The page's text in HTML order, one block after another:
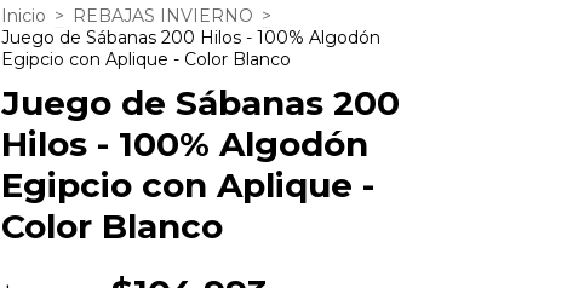
Inicio > REBAJAS INVIERNO >
Juego de Sábanas 200 Hilos - 100% Algodón
Egipcio con Aplique - Color Blanco
Juego de Sábanas 200
Hilos - 100% Algodón
Egipcio con Aplique -
Color Blanco